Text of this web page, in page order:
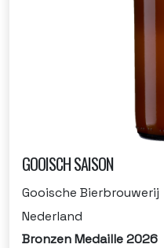
GOOISCH SAISON
Gooische Bierbrouwerij
Nederland
Bronzen Medaille 2026